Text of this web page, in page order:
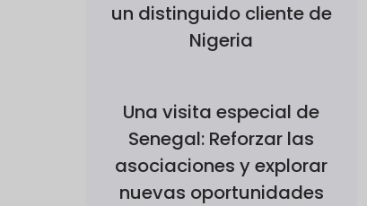
un distinguido cliente de
Nigeria
Una visita especial de
Senegal: Reforzar las
asociaciones y explorar
nuevas oportunidades